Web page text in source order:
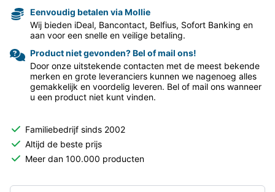
Eenvoudig betalen via Mollie
Wij bieden iDeal, Bancontact, Belfius, Sofort Banking en
aan voor een snelle en veilige betaling.
Product niet gevonden? Bel of mail ons!
Door onze uitstekende contacten met de meest bekende
merken en grote leveranciers kunnen we nagenoeg alles
gemakkelijk en voordelig leveren. Bel of mail ons wanneer
u een product niet kunt vinden.
Familiebedrijf sinds 2002
Altijd de beste prijs
Meer dan 100.000 producten